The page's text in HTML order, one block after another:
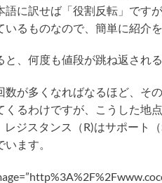
語に訳せば「役割反転」です
るものなので、簡単に紹介
、何度も値段が跳ね返される
数が多くなればなるほど、そ
くるわけですが、こうした地
レジスタンス（R)はサポート
ます。